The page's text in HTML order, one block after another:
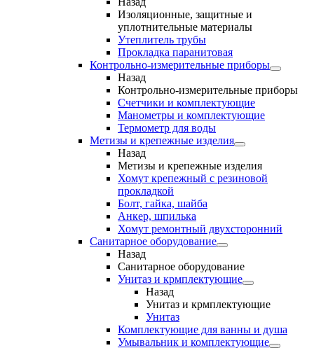
Изоляционные, защитные и
уплотнительные материалы
Утеплитель трубы
Прокладка паранитовая
Контрольно-измерительные приборы
Назад
Контрольно-измерительные приборы
Счетчики и комплектующие
Манометры и комплектующие
Термометр для воды
Метизы и крепежные изделия
Назад
Метизы и крепежные изделия
Хомут крепежный с резиновой
прокладкой
Болт, гайка, шайба
Анкер, шпилька
Хомут ремонтный двухсторонний
Санитарное оборудование
Назад
Санитарное оборудование
Унитаз и крмплектующие
Назад
Унитаз и крмплектующие
Унитаз
Комплектующие для ванны и душа
Умывальник и комплектующие